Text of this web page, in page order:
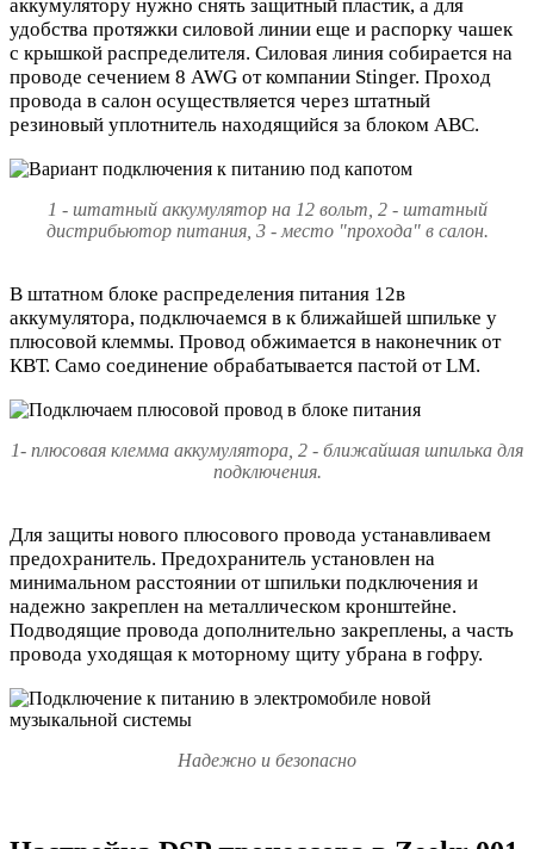
аккумулятору нужно снять защитный пластик, а для
удобства протяжки силовой линии еще и распорку чашек
с крышкой распределителя. Силовая линия собирается на
проводе сечением 8 AWG от компании Stinger. Проход
провода в салон осуществляется через штатный
резиновый уплотнитель находящийся за блоком АВС.
1 - штатный аккумулятор на 12 вольт, 2 - штатный
дистрибьютор питания, 3 - место "прохода" в салон.
В штатном блоке распределения питания 12в
аккумулятора, подключаемся в к ближайшей шпильке у
плюсовой клеммы. Провод обжимается в наконечник от
КВТ. Само соединение обрабатывается пастой от LM.
1- плюсовая клемма аккумулятора, 2 - ближайшая шпилька для
подключения.
Для защиты нового плюсового провода устанавливаем
предохранитель. Предохранитель установлен на
минимальном расстоянии от шпильки подключения и
надежно закреплен на металлическом кронштейне.
Подводящие провода дополнительно закреплены, а часть
провода уходящая к моторному щиту убрана в гофру.
Надежно и безопасно